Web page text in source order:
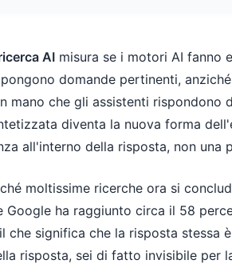
AI misura se i motori AI fanno
domande pertinenti,
mano che gli assistenti rispondono
diventa la nuova forma
all'interno della risposta, non una
moltissime ricerche ora si
Google ha raggiunto circa il 58
che significa che la risposta stessa
risposta, sei di fatto invisibile per